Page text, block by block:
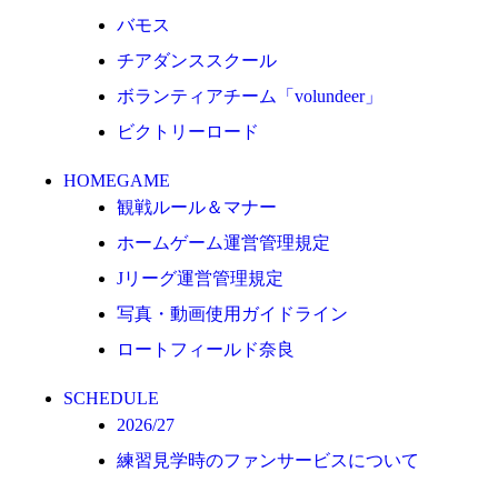
TICKET
奈良クラブ明治安田J3リーグ2026/27シーズン
試合観戦チケット
奈良クラブ明治安田Ｊ3リーグ 2026/27シーズ
観戦ルール＆マナー
FANCOMMUNITY
2026/27ファンコミュニティ
サポートショップ
GOODS
オンラインストア
ACADEMY
バモス
チアダンススクール
ボランティアチーム「volundeer」
ビクトリーロード
HOMEGAME
観戦ルール＆マナー
ホームゲーム運営管理規定
Jリーグ運営管理規定
写真・動画使用ガイドライン
ロートフィールド奈良
SCHEDULE
2026/27
練習見学時のファンサービスについて